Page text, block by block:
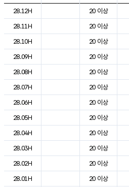
도시별 기상실황표로 지점, 날씨, 기온,
28.12H
20 이상
28.11H
20 이상
28.10H
20 이상
28.09H
20 이상
28.08H
20 이상
28.07H
20 이상
28.06H
20 이상
28.05H
20 이상
28.04H
20 이상
28.03H
20 이상
28.02H
20 이상
28.01H
20 이상